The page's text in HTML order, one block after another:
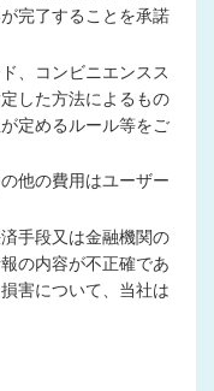
完了することを承諾
、コンビニエンスス
した方法によるもの
定めるルール等をご
他の費用はユーザー
手段又は金融機関の
の内容が不正確であ
害について、当社は